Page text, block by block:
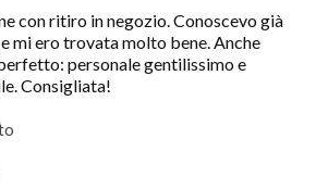
con ritiro in negozio. Conoscevo già
mi ero trovata molto bene. Anche
personale gentilissimo e
Consigliata!